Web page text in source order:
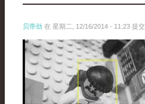
贝带劲 在 星期二, 12/16/2014 - 11:23 提交
untitled.jpg